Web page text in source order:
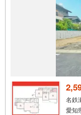
名鉄
愛知